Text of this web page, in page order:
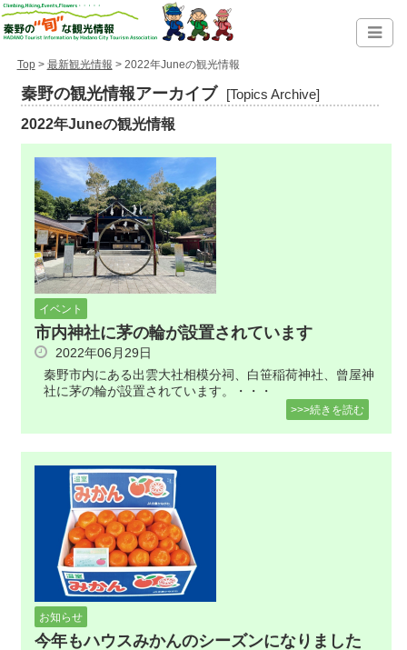
Top> 最新観光情報 > 2022年Juneの観光情報
秦野の観光情報アーカイブ [Topics Archive]
2022年Juneの観光情報
イベント
市内神社に茅の輪が設置されています
2022年06月29日
秦野市内にある出雲大社相模分祠、白笹稲荷神社、曾屋神
社に茅の輪が設置されています。・・・
>>>続きを読む
お知らせ
今年もハウスみかんのシーズンになりました